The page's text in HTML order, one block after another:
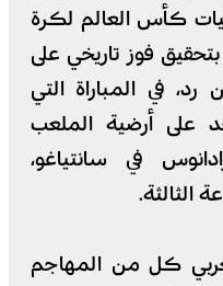
كأس العالم لكرة
فوز تاريخي على
رد، في المباراة التي
على أرضية الملعب
في سانتياغو،
الثالثة.
كل من المهاجم